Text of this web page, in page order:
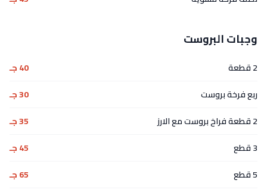
وجبات البروست
2 قطعة
40 جـ
ربع فرخة بروست
30 جـ
2 قطعة فراخ بروست مع الارز
35 جـ
3 قطع
45 جـ
5 قطع
65 جـ